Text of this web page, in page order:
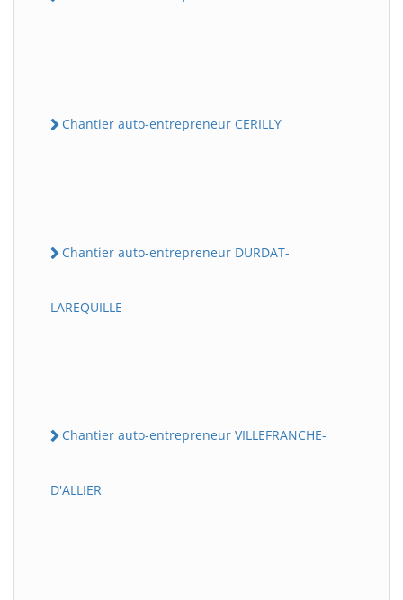
Chantier auto-entrepreneur CERILLY
Chantier auto-entrepreneur DURDAT-
LAREQUILLE
Chantier auto-entrepreneur VILLEFRANCHE-
D'ALLIER